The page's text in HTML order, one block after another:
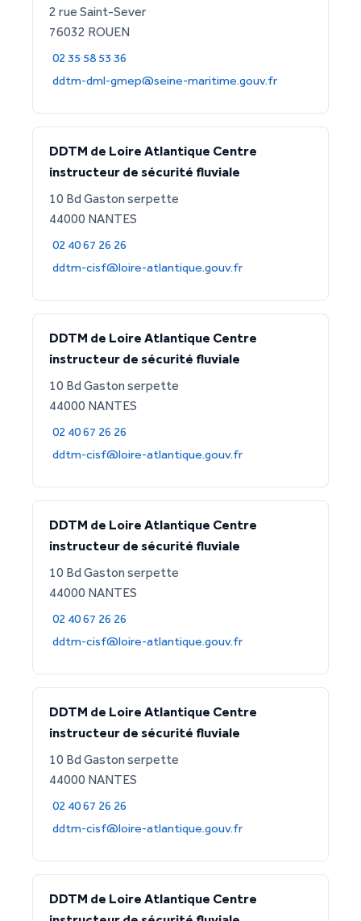
2 rue Saint-Sever
76032 ROUEN
02 35 58 53 36
ddtm-dml-gmep@seine-maritime.gouv.fr
DDTM de Loire Atlantique Centre
instructeur de sécurité fluviale
10 Bd Gaston serpette
44000 NANTES
02 40 67 26 26
ddtm-cisf@loire-atlantique.gouv.fr
DDTM de Loire Atlantique Centre
instructeur de sécurité fluviale
10 Bd Gaston serpette
44000 NANTES
02 40 67 26 26
ddtm-cisf@loire-atlantique.gouv.fr
DDTM de Loire Atlantique Centre
instructeur de sécurité fluviale
10 Bd Gaston serpette
44000 NANTES
02 40 67 26 26
ddtm-cisf@loire-atlantique.gouv.fr
DDTM de Loire Atlantique Centre
instructeur de sécurité fluviale
10 Bd Gaston serpette
44000 NANTES
02 40 67 26 26
ddtm-cisf@loire-atlantique.gouv.fr
DDTM de Loire Atlantique Centre